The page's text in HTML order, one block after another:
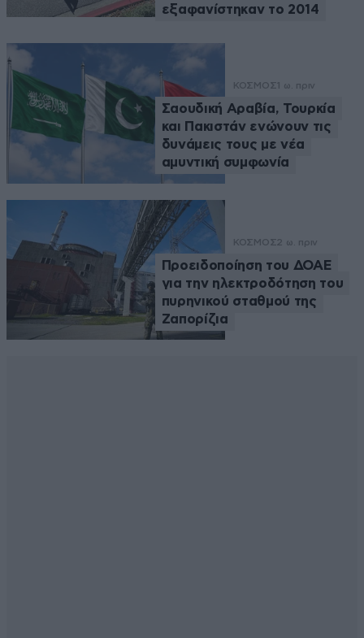
εξαφανίστηκαν το 2014
ΚΟΣΜΟΣ 1 ω. πριν
Σαουδική Αραβία, Τουρκία
και Πακιστάν ενώνουν τις
δυνάμεις τους με νέα
αμυντική συμφωνία
ΚΟΣΜΟΣ2 ω. πριν
Προειδοποίηση του ΔΟΑΕ
για την ηλεκτροδότηση του
πυρηνικού σταθμού της
Ζαπορίζια